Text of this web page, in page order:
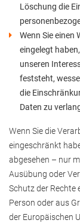
Löschung die
Wenn Sie einen
eingelegt
unseren
feststeht,
die
Daten zu
Wenn Sie die
eingeschränkt
abgesehen – nur
Ausübung oder
Schutz der Rechte
Person oder aus
der Europäischen